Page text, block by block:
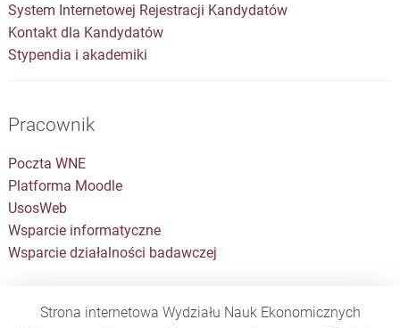
System Internetowej Rejestracji Kandydatów
Kontakt dla Kandydatów
Stypendia i akademiki
Pracownik
Poczta WNE
Platforma Moodle
UsosWeb
Wsparcie informatyczne
Wsparcie działalności badawczej
Strona internetowa Wydziału Nauk Ekonomicznych